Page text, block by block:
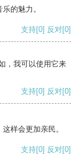
的魅力。
支持[0] 反对[0]
，我可以使用它来
支持[0] 反对[0]
样会更加亲民。
支持[0] 反对[0]